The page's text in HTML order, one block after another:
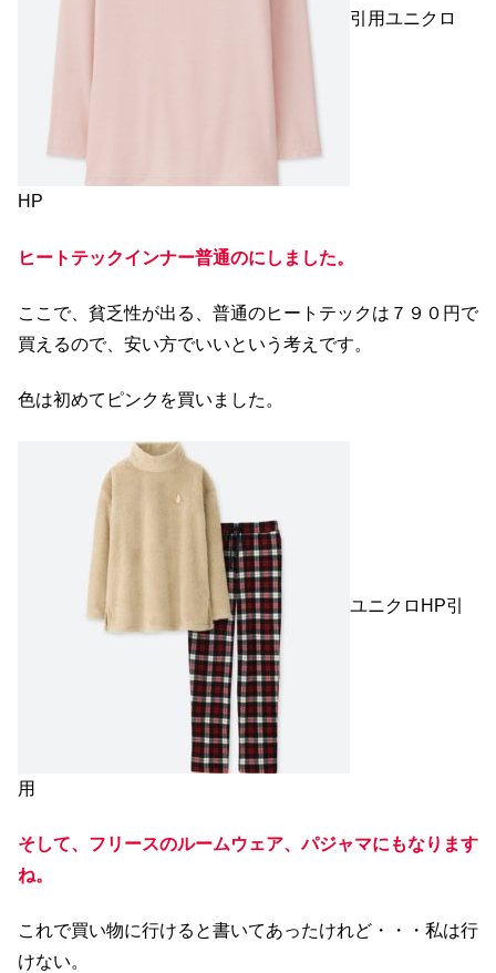
引用ユニクロ
HP
ヒートテックインナー普通のにしました。
ここで、貧乏性が出る、普通のヒートテックは７９０円で
買えるので、安い方でいいという考えです。
色は初めてピンクを買いました。
ユニクロHP引
用
そして、フリースのルームウェア、パジャマにもなります
ね。
これで買い物に行けると書いてあったけれど・・・私は行
けない。